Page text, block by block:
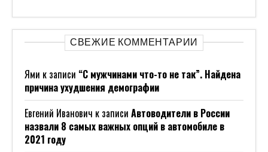
СВЕЖИЕ КОММЕНТАРИИ
Ями к записи “С мужчинами что-то не так”. Найдена
причина ухудшения демографии
Евгений Иванович к записи Автоводители в России
назвали 8 самых важных опций в автомобиле в
2021 году